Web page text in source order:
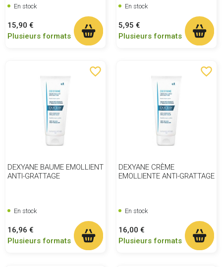
En stock
Prix
15,90 €
Plusieurs formats
En stock
Prix
5,95 €
Plusieurs formats
favorite_border
DEXYANE BAUME EMOLLIENT
ANTI-GRATTAGE
En stock
Prix
16,96 €
Plusieurs formats
favorite_border
DEXYANE CRÈME
EMOLLIENTE ANTI-GRATTAGE
En stock
Prix
16,00 €
Plusieurs formats